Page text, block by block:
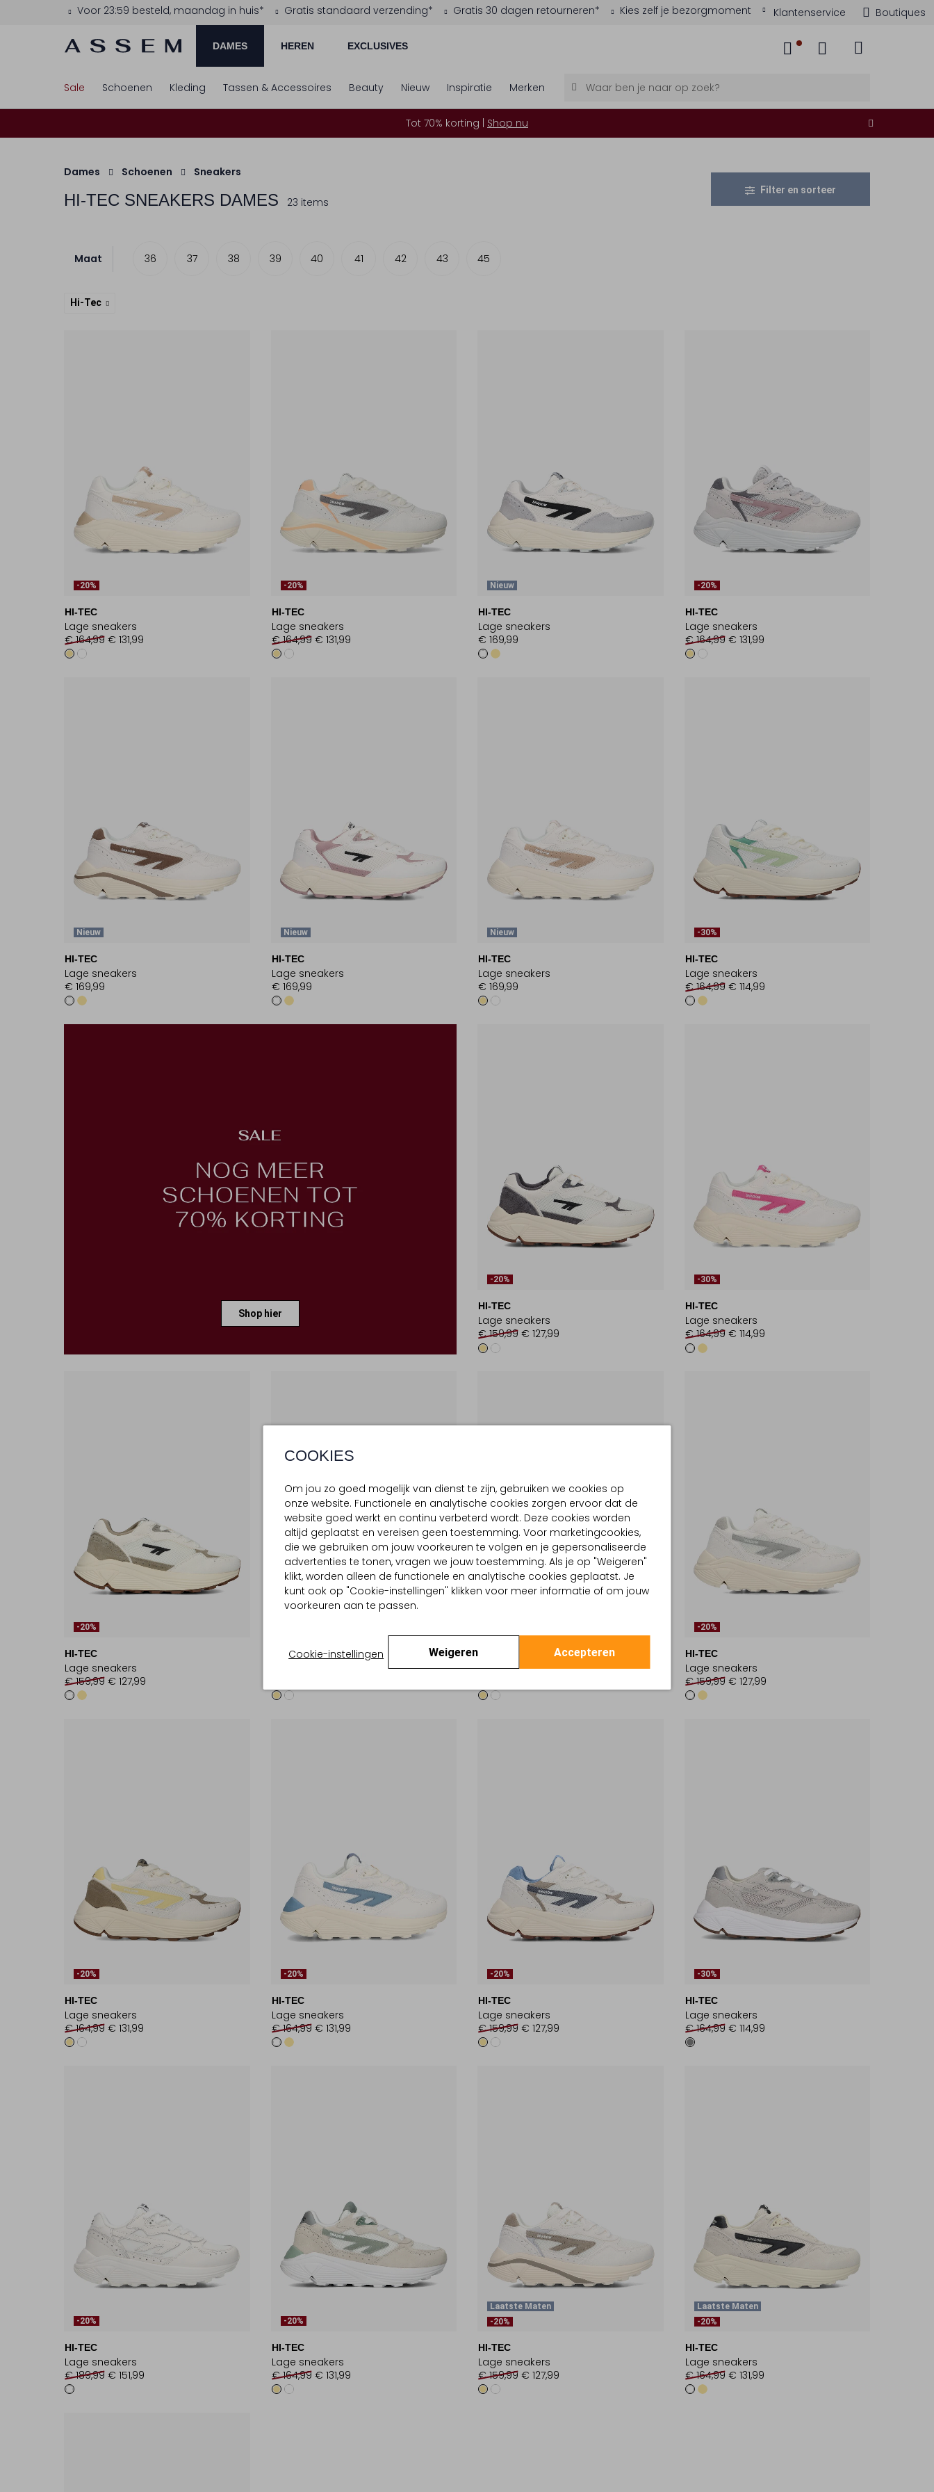
Voor 23:59 besteld, maandag in huis* Gratis standaard verzending* Gratis 30 dagen retourneren* Kies zelf je bezorgmoment Klantenservice Boutiques
DAMES HEREN EXCLUSIVES
COOKIES
Om jou zo goed mogelijk van dienst te zijn, gebruiken we cookies op
onze website. Functionele en analytische cookies zorgen ervoor dat de
website goed werkt en continu verbeterd wordt. Deze cookies worden
altijd geplaatst en vereisen geen toestemming. Voor marketingcookies,
die we gebruiken om jouw voorkeuren te volgen en je gepersonaliseerde
advertenties te tonen, vragen we jouw toestemming. Als je op "Weigeren"
klikt, worden alleen de functionele en analytische cookies geplaatst. Je
kunt ook op "Cookie-instellingen" klikken voor meer informatie of om jouw
voorkeuren aan te passen.
Cookie-instellingen Weigeren Accepteren
Sale Schoenen Kleding Tassen & Accessoires Beauty Nieuw Inspiratie Merken
Tot 70% korting | Shop nu
Dames Schoenen Sneakers
HI-TEC SNEAKERS DAMES 23 items
Filter en sorteer
Maat 36 37 38 39 40 41 42 43 45
Hi-Tec
-20%
HI-TEC
Lage sneakers
€ 164,99 € 131,99
-20%
HI-TEC
Lage sneakers
€ 164,99 € 131,99
Nieuw
HI-TEC
Lage sneakers
€ 169,99
-20%
HI-TEC
Lage sneakers
€ 164,99 € 131,99
Nieuw
HI-TEC
Lage sneakers
€ 169,99
Nieuw
HI-TEC
Lage sneakers
€ 169,99
Nieuw
HI-TEC
Lage sneakers
€ 169,99
-30%
HI-TEC
Lage sneakers
€ 164,99 € 114,99
Shop hier
-20%
HI-TEC
Lage sneakers
€ 159,99 € 127,99
-30%
HI-TEC
Lage sneakers
€ 164,99 € 114,99
-20%
HI-TEC
Lage sneakers
€ 159,99 € 127,99
HI-TEC
Lage sneakers
-20%
HI-TEC
Lage sneakers
€ 159,99 € 127,99
-20%
HI-TEC
Lage sneakers
€ 164,99 € 131,99
-20%
HI-TEC
Lage sneakers
€ 164,99 € 131,99
-20%
HI-TEC
Lage sneakers
€ 159,99 € 127,99
-30%
HI-TEC
Lage sneakers
€ 164,99 € 114,99
-20%
HI-TEC
Lage sneakers
€ 189,99 € 151,99
-20%
HI-TEC
Lage sneakers
€ 164,99 € 131,99
Laatste Maten
-20%
HI-TEC
Lage sneakers
€ 159,99 € 127,99
Laatste Maten
-20%
HI-TEC
Lage sneakers
€ 164,99 € 131,99